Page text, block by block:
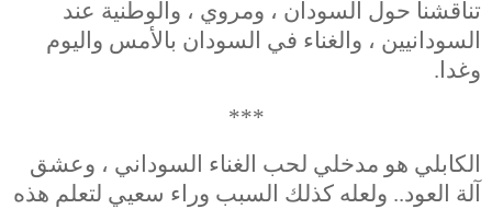
تناقشنا حول السودان ، ومروي ، والوطنية عند
السودانيين ، والغناء في السودان بالأمس واليوم
وغدا.
***
الكابلي هو مدخلي لحب الغناء السوداني ، وعشق
آلة العود.. ولعله كذلك السبب وراء سعيي لتعلم هذه